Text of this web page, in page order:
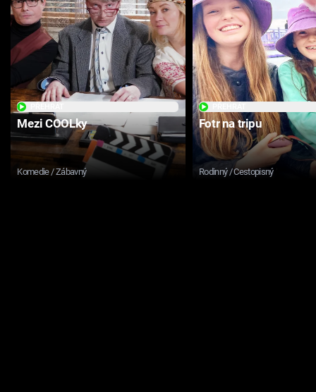
Mezi COOLky
Komedie / Zábavný
Fotr na tripu
Rodinný / Cestopisný